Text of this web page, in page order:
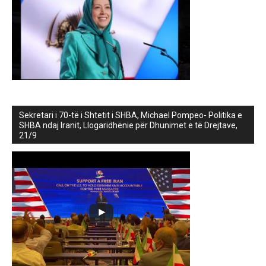
Sekretari i 70-të i Shtetit i SHBA, Michael Pompeo- Politika e
SHBA ndaj Iranit, Llogaridhënie për Dhunimet e të Drejtave,
21/9